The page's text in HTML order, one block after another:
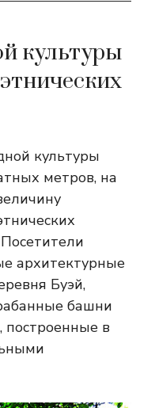
культуры
культуры
метров, на
архитектурные
Буэй,
башни
в